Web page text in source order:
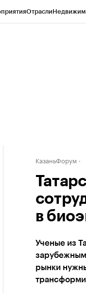
Отрасли
КазаньФорум
в
Ученые из
рынки